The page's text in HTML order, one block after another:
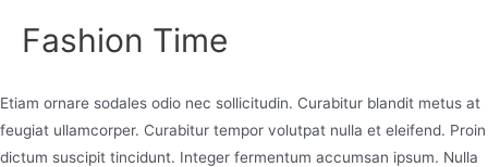
Fashion Time
Etiam ornare sodales odio nec sollicitudin. Curabitur blandit metus at
feugiat ullamcorper. Curabitur tempor volutpat nulla et eleifend. Proin
dictum suscipit tincidunt. Integer fermentum accumsan ipsum. Nulla